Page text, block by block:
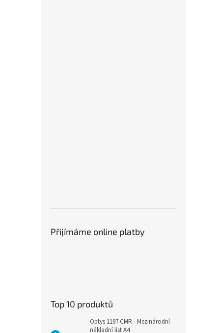
Přijímáme online platby
Top 10 produktů
Optys 1197 CMR - Mezinárodní
nákladní list A4